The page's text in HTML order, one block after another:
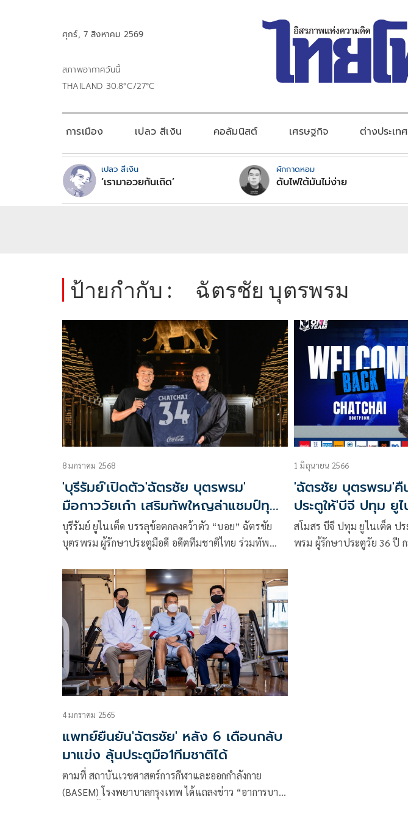
ศุกร์, 7 สิงหาคม 2569
สภาพอากาศวันนี้
THAILAND 30.8°C/27°C
การเมือง เปลว สีเงิน คอลัมนิสต์ เศรษฐกิจ ต่างประเทศ
เปลว สีเงิน
‘เรามาอวยกันเถิด’
ผักกาดหอม
ดับไฟใต้มันไม่ง่าย
ป้ายกำกับ : ฉัตรชัย บุตรพรม
8 มกราคม 2568
'บุรีรัมย์'เปิดตัว'ฉัตรชัย บุตรพรม'
มือกาววัยเก๋า เสริมทัพใหญล่าแชมป์ทุก
รายการ
บุรีรัมย์ ยูไนเต็ด บรรลุข้อตกลงคว้าตัว “บอย” ฉัตรชัย
บุตรพรม ผู้รักษาประตูมือดี อดีตทีมชาติไทย ร่วมทัพ
ทีมที่มีโปรแกรมการแข่งขันหลายรายการทั้งในประเทศ
และต่างประเทศ
1 มิถุนายน 2566
'ฉัตรชัย บุตรพรม'คื
ประตูให้'บีจี ปทุม ยูไ
สโมสร บีจี ปทุม ยูไนเต็ด ป
พรม ผู้รักษาประตูวัย 36 ปี
4 มกราคม 2565
แพทย์ยืนยัน'ฉัตรชัย' หลัง 6 เดือนกลับ
มาแข่ง ลุ้นประตูมือ1ทีมชาติได้
ตามที่ สถาบันเวชศาสตร์การกีฬาและออกกำลังกาย
(BASEM) โรงพยาบาลกรุงเทพ ได้แถลงข่าว “อาการบาด